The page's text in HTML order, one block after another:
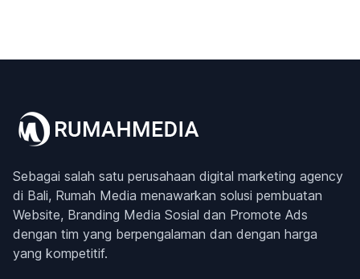
Sebagai salah satu perusahaan digital marketing agency
di Bali, Rumah Media menawarkan solusi pembuatan
Website, Branding Media Sosial dan Promote Ads
dengan tim yang berpengalaman dan dengan harga
yang kompetitif.